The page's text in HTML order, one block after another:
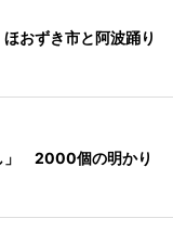
おずき市と阿波踊り
」 2000個の明かり